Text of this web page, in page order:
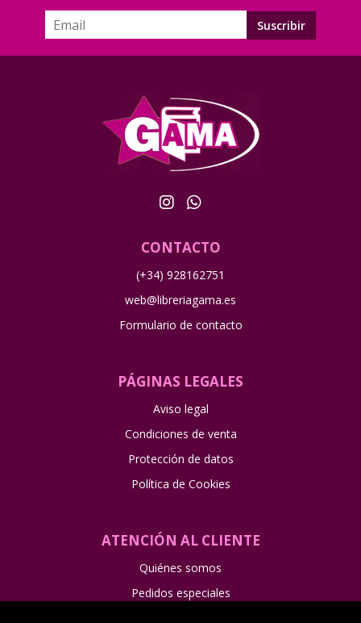
CONTACTO
(+34) 928162751
web@libreriagama.es
Formulario de contacto
PÁGINAS LEGALES
Aviso legal
Condiciones de venta
Protección de datos
Política de Cookies
ATENCIÓN AL CLIENTE
Quiénes somos
Pedidos especiales